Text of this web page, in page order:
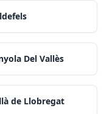
Del Vallès
de Llobregat